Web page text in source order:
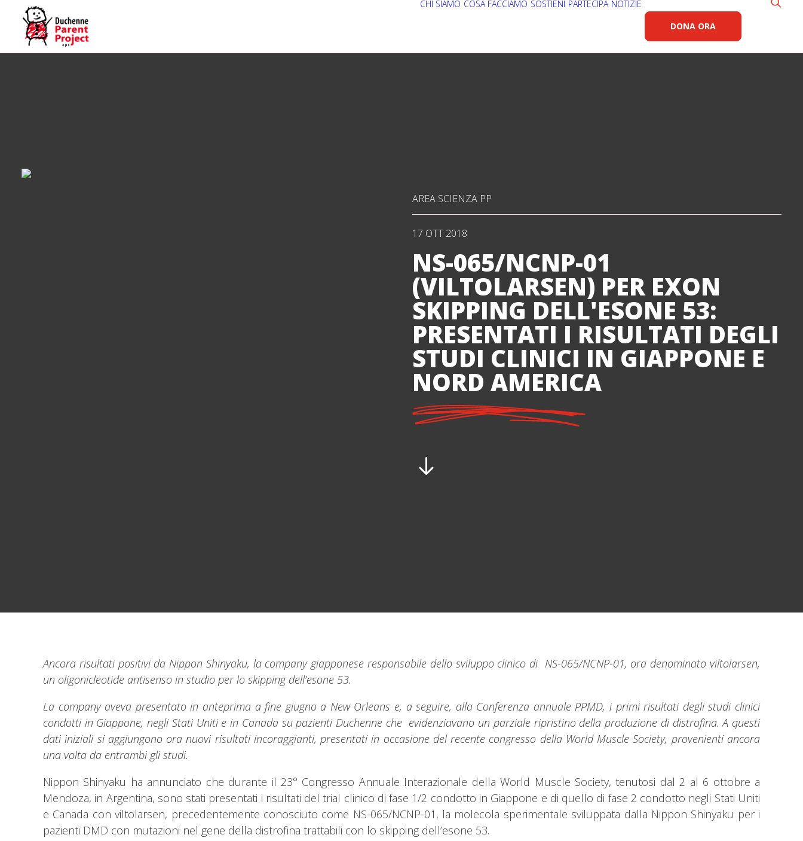
CHI SIAMO COSA FACCIAMO SOSTIENI PARTECIPA NOTIZIE
DONA ORA
AREA SCIENZA PP
17 OTT 2018
NS-065/NCNP-01
(VILTOLARSEN) PER EXON
SKIPPING DELL'ESONE 53:
PRESENTATI I RISULTATI DEGLI
STUDI CLINICI IN GIAPPONE E
NORD AMERICA
Ancora risultati positivi da Nippon Shinyaku, la company giapponese responsabile dello sviluppo clinico di NS-065/NCNP-01, ora denominato viltolarsen,
un oligonicleotide antisenso in studio per lo skipping dell’esone 53.
La company aveva presentato in anteprima a fine giugno a New Orleans e, a seguire, alla Conferenza annuale PPMD, i primi risultati degli studi clinici
condotti in Giappone, negli Stati Uniti e in Canada su pazienti Duchenne che evidenziavano un parziale ripristino della produzione di distrofina. A questi
dati iniziali si aggiungono ora nuovi risultati incoraggianti, presentati in occasione del recente congresso della World Muscle Society, provenienti ancora
una volta da entrambi gli studi.
Nippon Shinyaku ha annunciato che durante il 23° Congresso Annuale Interazionale della World Muscle Society, tenutosi dal 2 al 6 ottobre a
Mendoza, in Argentina, sono stati presentati i risultati del trial clinico di fase 1/2 condotto in Giappone e di quello di fase 2 condotto negli Stati Uniti
e Canada con viltolarsen, precedentemente conosciuto come NS-065/NCNP-01, la molecola sperimentale sviluppata dalla Nippon Shinyaku per i
pazienti DMD con mutazioni nel gene della distrofina trattabili con lo skipping dell’esone 53.